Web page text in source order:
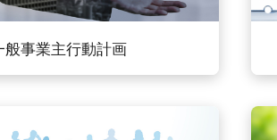
般事業主行動計画